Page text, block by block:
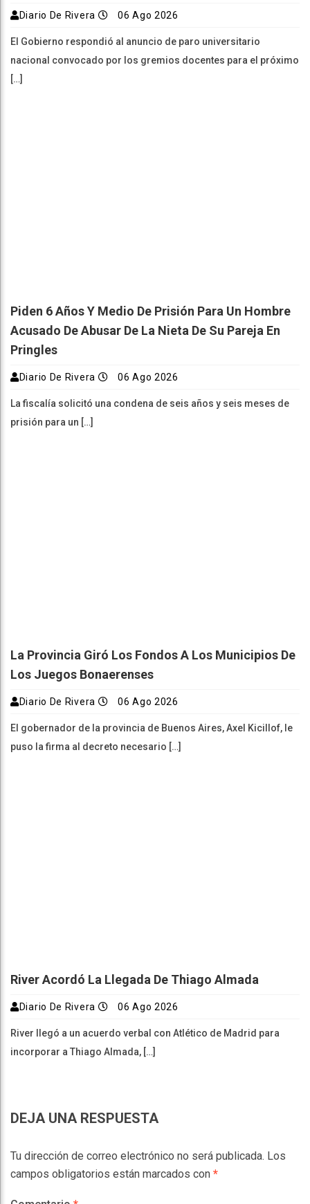
Diario De Rivera 06 Ago 2026
El Gobierno respondió al anuncio de paro universitario
nacional convocado por los gremios docentes para el próximo
[…]
Piden 6 Años Y Medio De Prisión Para Un Hombre
Acusado De Abusar De La Nieta De Su Pareja En
Pringles
Diario De Rivera 06 Ago 2026
La fiscalía solicitó una condena de seis años y seis meses de
prisión para un […]
La Provincia Giró Los Fondos A Los Municipios De
Los Juegos Bonaerenses
Diario De Rivera 06 Ago 2026
El gobernador de la provincia de Buenos Aires, Axel Kicillof, le
puso la firma al decreto necesario […]
River Acordó La Llegada De Thiago Almada
Diario De Rivera 06 Ago 2026
River llegó a un acuerdo verbal con Atlético de Madrid para
incorporar a Thiago Almada, […]
DEJA UNA RESPUESTA
Tu dirección de correo electrónico no será publicada. Los
campos obligatorios están marcados con *